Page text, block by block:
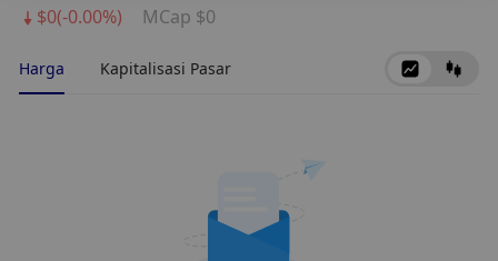
$0(-0.00%) MCap $0
Harga Kapitalisasi Pasar